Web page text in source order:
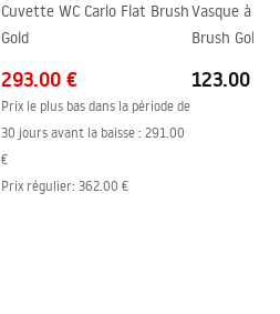
Oui, d'un côté du vitre
Cuvette WC Carlo Flat Brush
Gold
293.00 €
Prix le plus bas dans la période de
30 jours avant la baisse : 291.00
€
Prix régulier: 362.00 €
Vasque à
Brush Gold
123.00 €